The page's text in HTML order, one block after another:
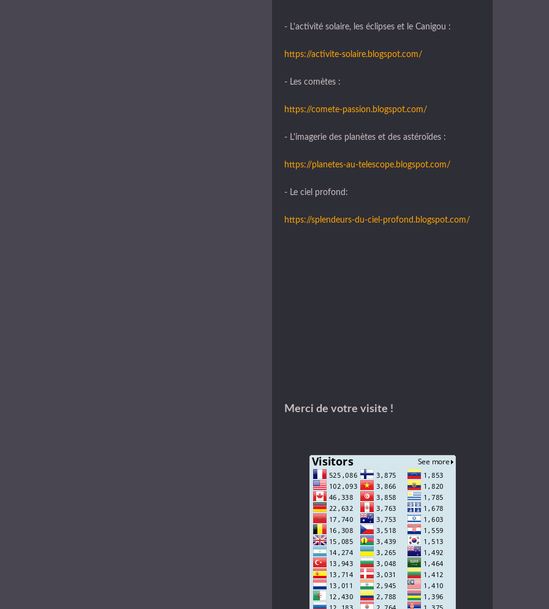
- L'activité solaire, les éclipses et le Canigou :
https://activite-solaire.blogspot.com/
- Les comètes :
https://comete-passion.blogspot.com/
- L'imagerie des planètes et des astéroïdes :
https://planetes-au-telescope.blogspot.com/
- Le ciel profond:
https://splendeurs-du-ciel-profond.blogspot.com/
Merci de votre visite !